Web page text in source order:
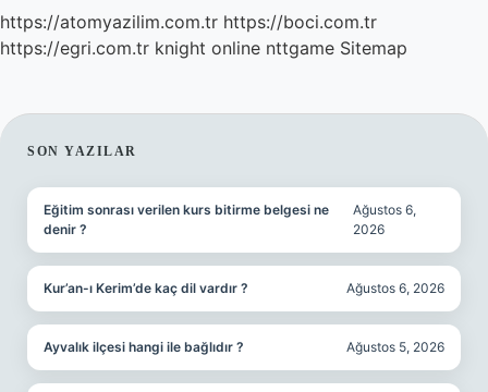
https://atomyazilim.com.tr https://boci.com.tr
https://egri.com.tr knight online nttgame Sitemap
SIDEBAR
SON YAZILAR
Eğitim sonrası verilen kurs bitirme belgesi ne
denir ?
Ağustos 6,
2026
Kur’an-ı Kerim’de kaç dil vardır ? Ağustos 6, 2026
Ayvalık ilçesi hangi ile bağlıdır ? Ağustos 5, 2026